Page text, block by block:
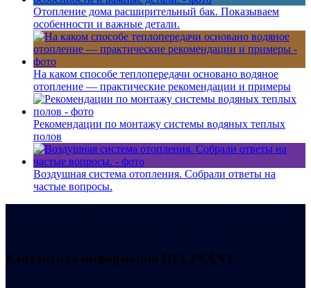
Отопление дома расширительный бак. Показываем
особенности и важные детали.
На каком способе теплопередачи основано водяное
отопление — практические рекомендации и примеры
Рекомендации по монтажу системы водяных теплых
полов
Воздушная система отопления. Собрали ответы на
частые вопросы.
Контактная информация HELPSANT